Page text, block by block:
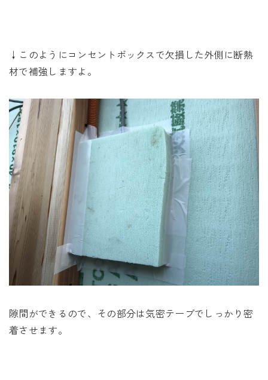
↓このようにコンセントボックスで欠損した外側に断熱
材で補強しますよ。
隙間ができるので、その部分は気密テープでしっかり密
着させます。